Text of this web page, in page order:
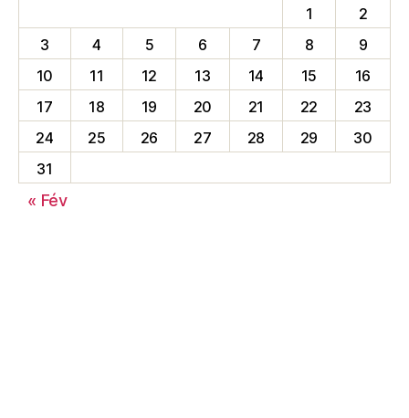
1
2
3
4 5 6 7 8
9
10
11 12 13 14 15
16
17
18 19 20 21 22
23
24
25 26 27 28 29
30
31
« Fév